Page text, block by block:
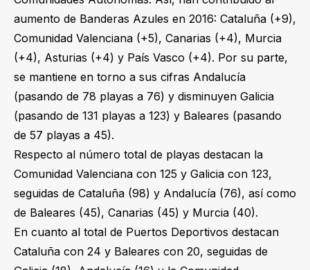
aumento de Banderas Azules en 2016: Cataluña (+9),
Comunidad Valenciana (+5), Canarias (+4), Murcia
(+4), Asturias (+4) y País Vasco (+4). Por su parte,
se mantiene en torno a sus cifras Andalucía
(pasando de 78 playas a 76) y disminuyen Galicia
(pasando de 131 playas a 123) y Baleares (pasando
de 57 playas a 45).
Respecto al número total de playas destacan la
Comunidad Valenciana con 125 y Galicia con 123,
seguidas de Cataluña (98) y Andalucía (76), así como
de Baleares (45), Canarias (45) y Murcia (40).
En cuanto al total de Puertos Deportivos destacan
Cataluña con 24 y Baleares con 20, seguidas de